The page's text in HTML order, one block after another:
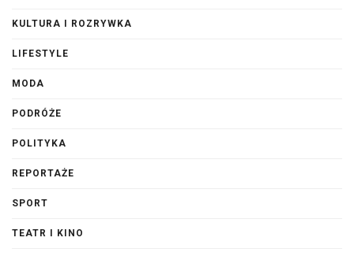
KULTURA I ROZRYWKA
LIFESTYLE
MODA
PODRÓŻE
POLITYKA
REPORTAŻE
SPORT
TEATR I KINO